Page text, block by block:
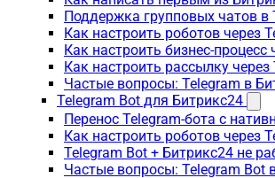
Поддержка групповых чатов в
Как настроить роботов через
Как настроить бизнес-процесс
Как настроить рассылку через
Частые вопросы: Telegram в
Telegram Bot для Битрикс24
Перенос Telegram-бота с
Как настроить роботов через
Telegram Bot + Битрикс24 не
Частые вопросы: Telegram Bot